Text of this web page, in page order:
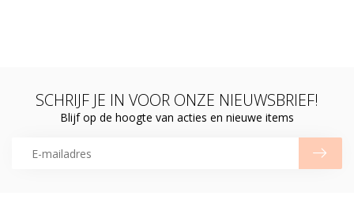
SCHRIJF JE IN VOOR ONZE NIEUWSBRIEF!
Blijf op de hoogte van acties en nieuwe items